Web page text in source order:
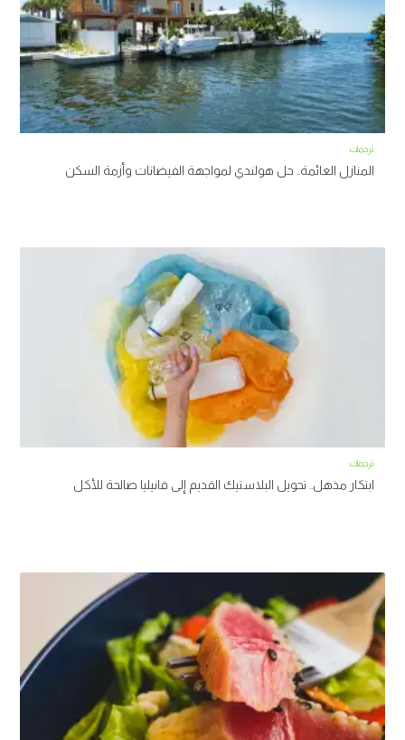
ترجمات
المنازل العائمة.. حل هولندي لمواجهة الفيضانات وأزمة السكن
ترجمات
ابتكار مذهل.. تحويل البلاستيك القديم إلى فانيليا صالحة للأكل